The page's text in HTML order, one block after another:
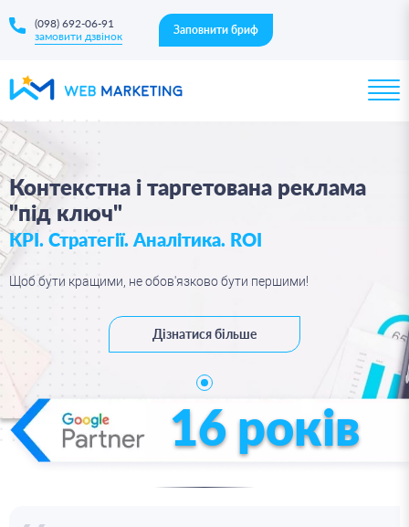
(098) 692-06-91
замовити дзвінок
Заповнити бриф
16 років
Контекстна і таргетована реклама
"під ключ"
KPI. Стратегії. Аналітика. ROI
Щоб бути кращими, не обов'язково бути першими!
Дізнатися більше